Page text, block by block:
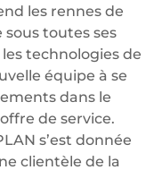
les rennes de
sous toutes ses
technologies de
équipe à se
dans le
de service.
s’est donnée
clientèle de la